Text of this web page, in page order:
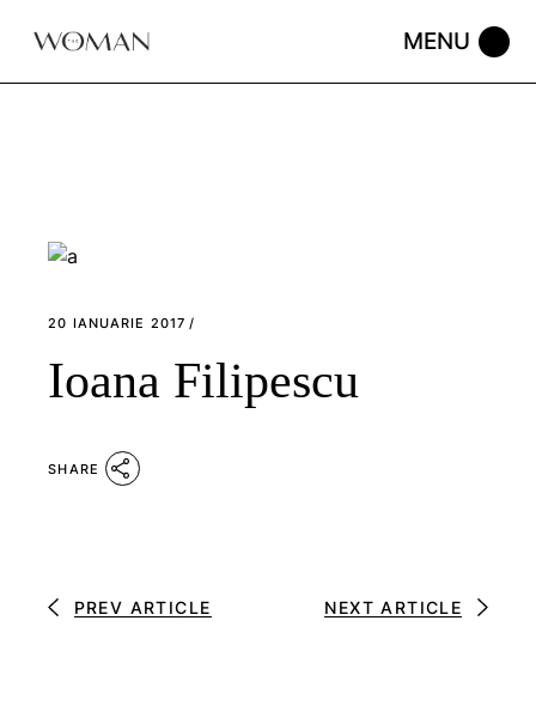
20 IANUARIE 2017
Ioana Filipescu
SHARE
PREV ARTICLE NEXT ARTICLE